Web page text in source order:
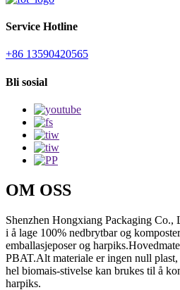
Service Hotline
+86 13590420565
Bli sosial
OM OSS
Shenzhen Hongxiang Packaging
i å lage 100% nedbrytbar og
emballasjeposer og
PBAT.Alt materiale er ingen null
hel biomais-stivelse kan brukes til å
harpiks.